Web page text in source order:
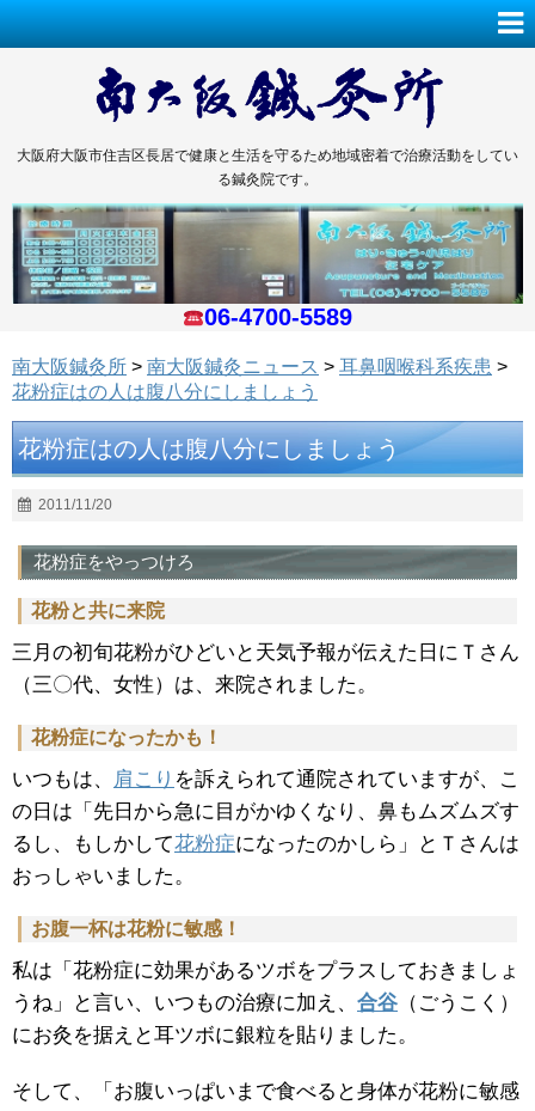
大阪府大阪市住吉区長居で健康と生活を守るため地域密着で治療活動をしてい
る鍼灸院です。
06-4700-5589
南大阪鍼灸所 > 南大阪鍼灸ニュース > 耳鼻咽喉科系疾患 >
花粉症はの人は腹八分にしましょう
花粉症はの人は腹八分にしましょう
2011/11/20
花粉症をやっつけろ
花粉と共に来院
三月の初旬花粉がひどいと天気予報が伝えた日にＴさん
（三〇代、女性）は、来院されました。
花粉症になったかも！
いつもは、 肩こり を訴えられて通院されていますが、こ
の日は「先日から急に目がかゆくなり、鼻もムズムズす
るし、もしかして花粉症になったのかしら」とＴさんは
おっしゃいました。
お腹一杯は花粉に敏感！
私は「花粉症に効果があるツボをプラスしておきましょ
うね」と言い、いつもの治療に加え、 合谷 （ごうこく）
にお灸を据えと耳ツボに銀粒を貼りました。
そして、「お腹いっぱいまで食べると身体が花粉に敏感